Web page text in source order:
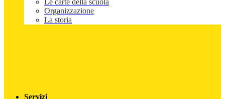
Le carte della scuola
Organizzazione
La storia
Servizi